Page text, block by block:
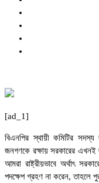
[ad_1]
বিএনপির স্থায়ী কমিটির
জনগণকে রক্ষায় সরকারের
আমরা রাষ্ট্রীয়ভাবে অর্থাৎ
পদক্ষেপ গ্রহণ না করেন, তাহলে